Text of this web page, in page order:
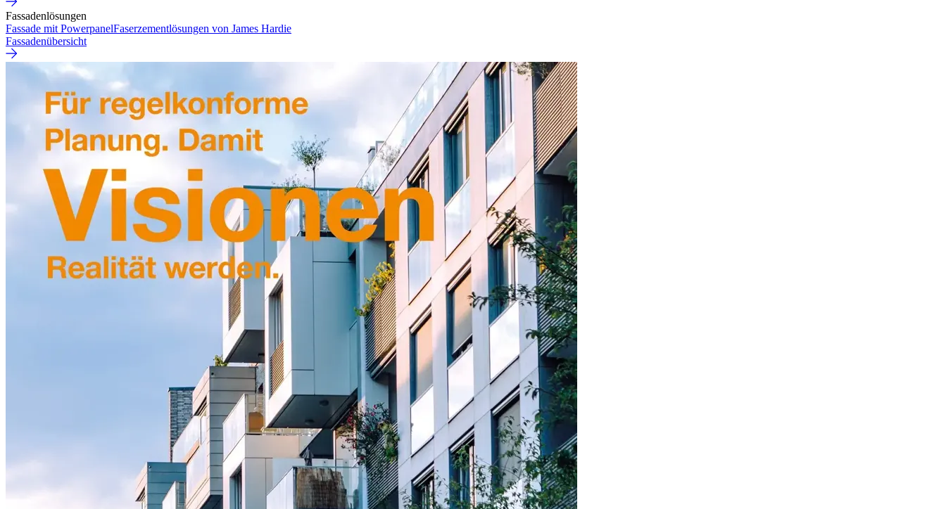
Fassadenlösungen
Fassade mit PowerpanelFaserzementlösungen von James Hardie
Fassadenübersicht